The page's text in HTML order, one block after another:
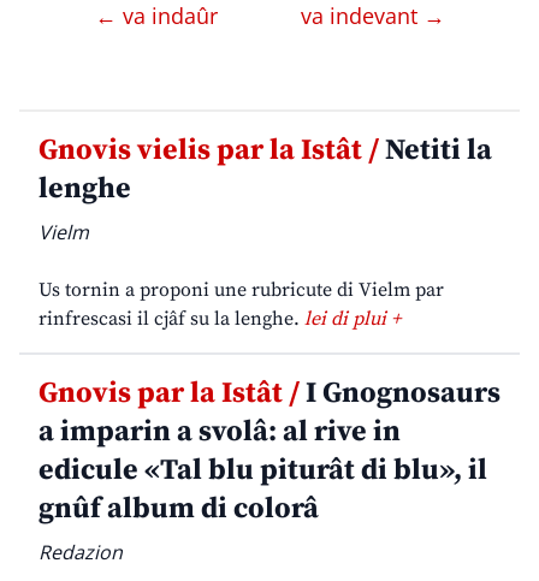
← va indaûr va indevant →
Gnovis vielis par la Istât /Netiti la
lenghe
Vielm
Us tornin a proponi une rubricute di Vielm par
rinfrescasi il cjâf su la lenghe. lei di plui +
Gnovis par la Istât /I Gnognosaurs
a imparin a svolâ: al rive in
edicule «Tal blu piturât di blu», il
gnûf album di colorâ
Redazion